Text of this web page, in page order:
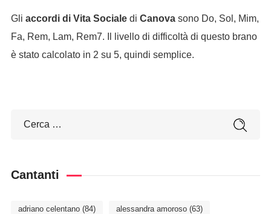
Gli accordi di Vita Socialedi Canovasono Do, Sol, Mim,
Fa, Rem, Lam, Rem7. Il livello di difficoltà di questo brano
è stato calcolato in 2 su 5, quindi semplice.
Cantanti
adriano celentano(84) alessandra amoroso(63)